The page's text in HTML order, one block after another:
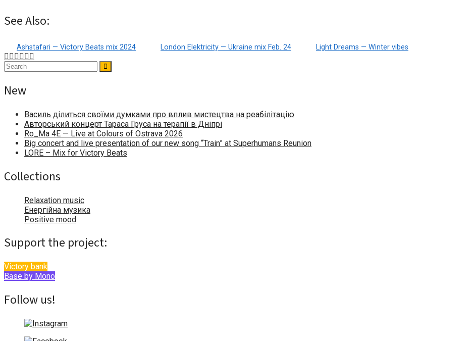
See Also:
Ashstafari — Victory Beats mix 2024 London Elektricity — Ukraine mix Feb. 24 Light Dreams — Winter vibes
New
Василь ділиться своїми думками про вплив мистецтва на реабілітацію
Авторський концерт Тараса Груса на терапії в Дніпрі
Ro_Ma 4E — Live at Colours of Ostrava 2026
Big concert and live presentation of our new song “Train” at Superhumans Reunion
LORE – Mix for Victory Beats
Collections
Relaxation music
Енергійна музика
Positive mood
Support the project:
Victory bank
Base by Mono
Follow us!